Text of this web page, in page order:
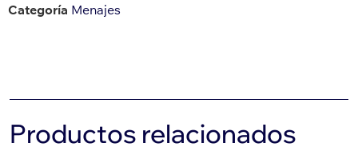
Categoría Menajes
Productos relacionados